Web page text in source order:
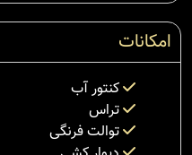
امکانات
کنتور آب
تراس
توالت فرنگی